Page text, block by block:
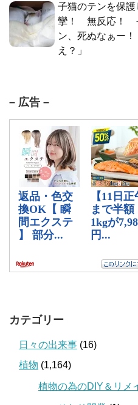
子猫のテンを保
攣！ 無反応！
ン、死ぬなぁー
え？」
– 広告 –
カテゴリー
日々の出来事 (16)
植物 (1,164)
植物の為のDIY＆リメ